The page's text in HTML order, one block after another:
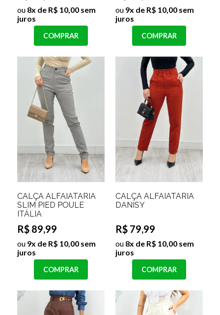
ou 8x de R$ 10,00 sem
juros
COMPRAR
ou 9x de R$ 10,00 sem
juros
COMPRAR
CALÇA ALFAIATARIA
SLIM PIED POULE
ITÁLIA
R$ 89,99
ou 9x de R$ 10,00 sem
juros
COMPRAR
CALÇA ALFAIATARIA
DANISY
R$ 79,99
ou 8x de R$ 10,00 sem
juros
COMPRAR